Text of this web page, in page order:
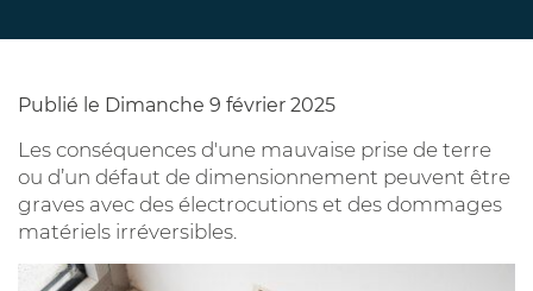
Publié le Dimanche 9 février 2025
Les conséquences d'une mauvaise prise de terre
ou d’un défaut de dimensionnement peuvent être
graves avec des électrocutions et des dommages
matériels irréversibles.